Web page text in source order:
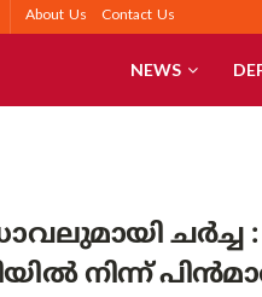
About Us Contact Us
NEWS
ചർച്ച
നിന്ന്